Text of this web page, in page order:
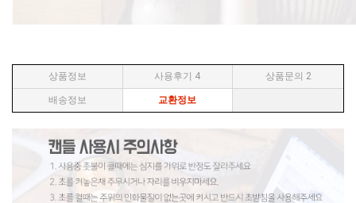
상품정보 사용후기 4 상품문의 2
배송정보 교환정보